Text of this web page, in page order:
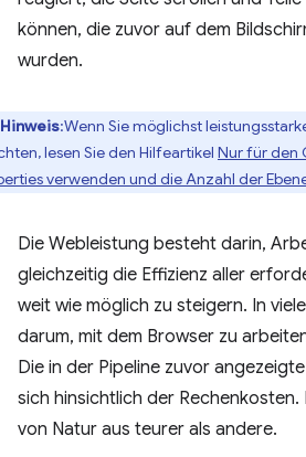
können, die zuvor auf dem
wurden.
Hinweis:Wenn Sie möglichst
lesen Sie den Hilfeartikel Nur für den
verwenden und die Anzahl der
Die Webleistung besteht darin,
gleichzeitig die Effizienz aller
weit wie möglich zu steigern. In
darum, mit dem Browser zu
Die in der Pipeline zuvor
sich hinsichtlich der Rechenkosten.
von Natur aus teurer als andere.